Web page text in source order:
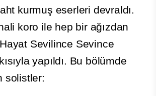
kurmuş eserleri devraldı.
koro ile hep bir ağızdan
Sevilince Sevince
yapıldı. Bu bölümde
solistler: